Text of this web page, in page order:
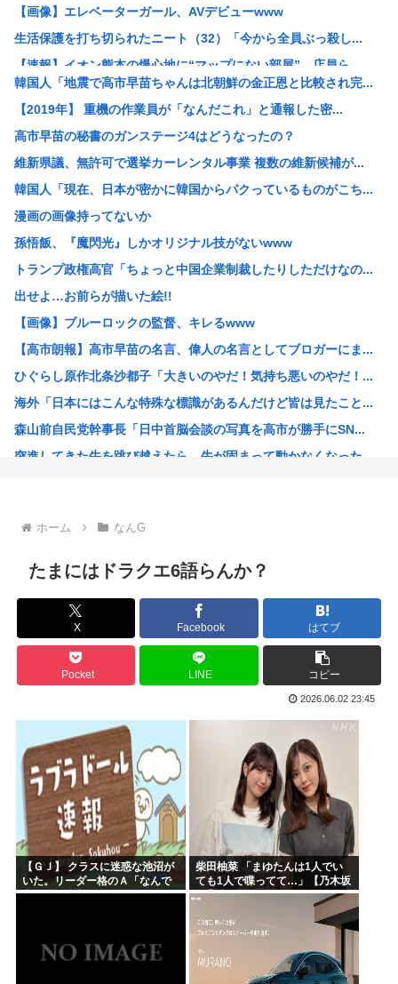
【画像】エレベーターガール、AVデビューwww
生活保護を打ち切られたニート（32）「今から全員ぶっ殺し...
【速報】イオン熊本の爆心地に“マップにない部屋” 店員ら...
be[662593167]⇦こいつ中国のことが好きすぎて...
元キャバ嬢のMINAさん（みなちゃん）が配信中に亡くなっ...
【衝撃】NHK職員が番組出演タレントから性被害←これ！
中国政府、強烈な不満を表明「泥棒が『泥棒を捕まえろ』と叫...
【速報】 記者「中革連は食料品消費税ゼロを公約に掲げてい...
高市総理の非核三原則「堅持しながら」→「堅持しつつ」→「...
「盗人たけだけしい」中国国防省が防衛白書に反発 「日本の...
【悲報】なんでお前らチクニーしないの？
【悲報】リュウジ氏、冷やし中華を「あり得ないほどダルい」...
【悲報】みいちゃん作者「みいちゃん母は障害者なので自分が...
「コンビニ、馬鹿にすんなよ」→あのオーナー夫婦、不起訴ｗ...
“映像化不可”と言われた渡辺淳一の問題作を実娘が映画化 ...
野獣先輩、中国で市民権を得る
高市早苗政府「外国人は生活保護法の対象にならない」
韓国人「地震で高市早苗ちゃんは北朝鮮の金正恩と比較され完...
【2019年】 重機の作業員が「なんだこれ」と通報した密...
高市早苗の秘書のガンステージ4はどうなったの？
維新県議、無許可で選挙カーレンタル事業 複数の維新候補が...
韓国人「現在、日本が密かに韓国からパクっているものがこち...
漫画の画像持ってないか
孫悟飯、『魔閃光』しかオリジナル技がないwww
トランプ政権高官「ちょっと中国企業制裁したりしただけなの...
出せよ…お前らが描いた絵!!
【画像】ブルーロックの監督、キレるwww
【高市朗報】高市早苗の名言、偉人の名言としてブロガーにま...
ひぐらし原作北条沙都子「大きいのやだ！気持ち悪いのやだ！...
海外「日本にはこんな特殊な標識があるんだけど皆は見たこと...
森山前自民党幹事長「日中首脳会談の写真を高市が勝手にSN...
突進してきた牛を跳び越えたら、牛が固まって動かなくなった...
小泉進次郎、自衛隊の退役軍人への「支援庁」新設を検討
日本政府、通信監視へ 「トクリュウ対策」
ヤニねこ、BPOで問題視されるwww
海外「日本の電車旅で最高に気分を上げてくれるものがコレ！...
福島県民「え！？俺らへの復興支援は一時停止する感じ！？」...
韓国人「韓国が熊本地震で飲料水1万本送ったら日本人は韓国...
ヤニねこさん、BPOが動く
ガンダムSEEDの新台パチ●コ、またコケるwww
高市早苗熊本視察PVを映像ディレクターが本気で分析した結...
みいちゃんのモデルになった人は性格がいいらしい。
来週のハンターハンタータイソンとツベッパ王子TSK17に...
『ヤニねこ』の喫煙や覚醒剤の注射シーン、青少年への影響を...
ホーム なんG
たまにはドラクエ6語らんか？
X Facebook はてブ
Pocket LINE コピー
2026.06.02 23:45
【ＧＪ】 クラスに迷惑な池沼が
いた。リーダー格のＡ「なんで
支援学級に入れないんです
柴田柚菜 「まゆたんは1人でい
ても1人で喋ってて…」【乃木坂
46】